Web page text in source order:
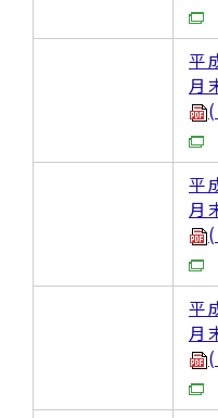
平
月
平
月
平
月